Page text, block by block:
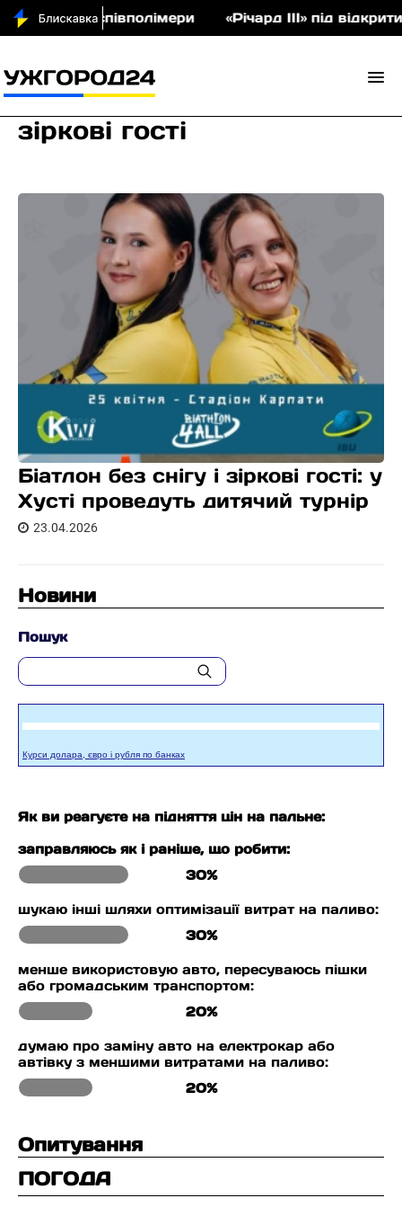
співполімери «Річард ІІІ» під
зіркові гості
Біатлон без снігу і зіркові гості: у
Хусті проведуть дитячий турнір
23.04.2026
Новини
Пошук
Курси долара, євро і рубля по банках
Як ви реагуєте на підняття цін на пальне:
заправляюсь як і раніше, що робити:
30%
шукаю інші шляхи оптимізації витрат на паливо:
30%
менше використовую авто, пересуваюсь пішки
або громадським транспортом:
20%
думаю про заміну авто на електрокар або
автівку з меншими витратами на паливо:
20%
Опитування
ПОГОДА